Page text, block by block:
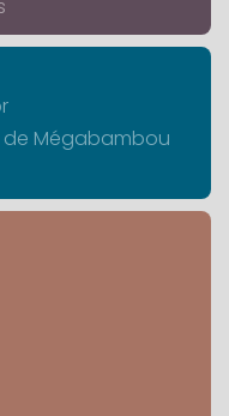
de Mégabambou